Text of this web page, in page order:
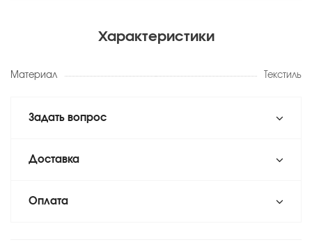
Характеристики
Материал Текстиль
Задать вопрос
Доставка
Оплата